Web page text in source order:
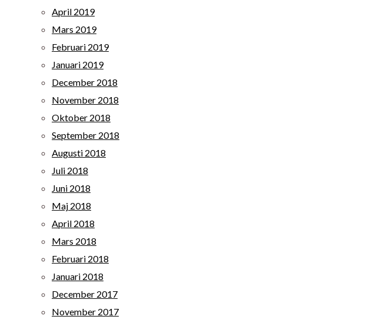
April 2019
Mars 2019
Februari 2019
Januari 2019
December 2018
November 2018
Oktober 2018
September 2018
Augusti 2018
Juli 2018
Juni 2018
Maj 2018
April 2018
Mars 2018
Februari 2018
Januari 2018
December 2017
November 2017